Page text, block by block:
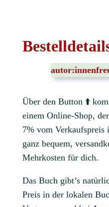
Über den Button ⬆️
einem Online-Shop,
7% vom Verkaufspreis
ganz bequem,
Mehrkosten für dich.
Das Buch gibt’s
Preis in der lokalen